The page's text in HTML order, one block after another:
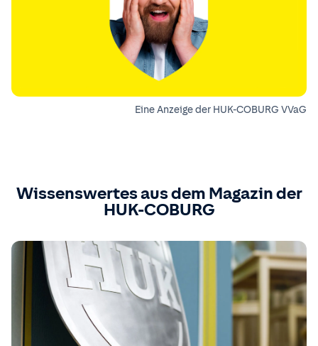
Eine Anzeige der HUK-COBURG VVaG
Wissenswertes aus dem Magazin der
HUK-COBURG